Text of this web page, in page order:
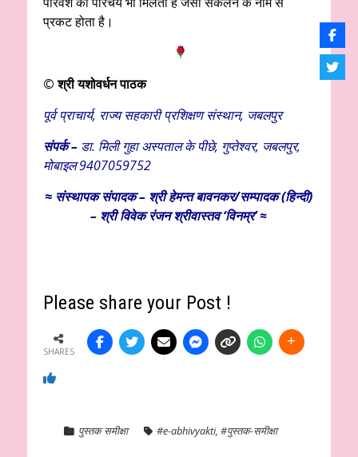
प्रकट होता है।
© श्री यशोवर्धन पाठक
पूर्व प्राचार्य, राज्य सहकारी प्रशिक्षण संस्थान, जबलपुर
संपर्क –डा. मिली गुहा अस्पताल के पीछे, गुप्तेश्वर, जबलपुर,
मोबाइल 9407059752
≈ संस्थापक संपादक – श्री हेमन्त बावनकर/सम्पादक (हिन्दी)
– श्री विवेक रंजन श्रीवास्तव ‘विनम्र’ ≈
Please share your Post !
SHARES
पुस्तक समीक्षा #e-abhivyakti,#पुस्तक-समीक्षा